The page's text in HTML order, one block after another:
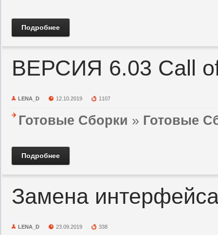
Подробнее
ВЕРСИЯ 6.03 Call
LENA_D 12.10.2019 1107
Готовые Сборки » Готовые
Подробнее
Замена
LENA_D 23.09.2019 338